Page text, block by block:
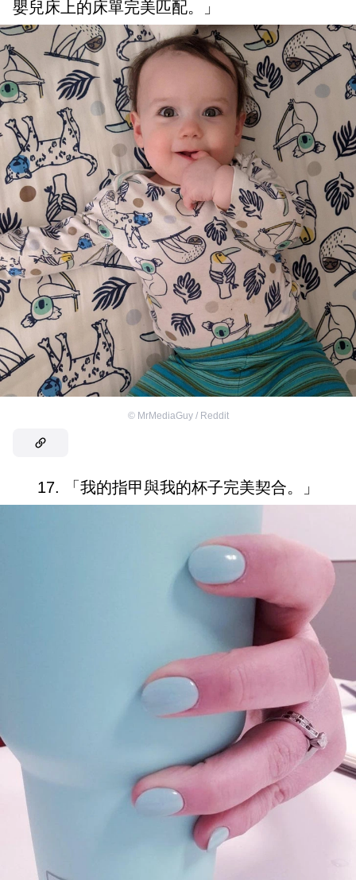
嬰兒床上的床單完美匹配。」
© MrMediaGuy / Reddit
17. 「我的指甲與我的杯子完美契合。」